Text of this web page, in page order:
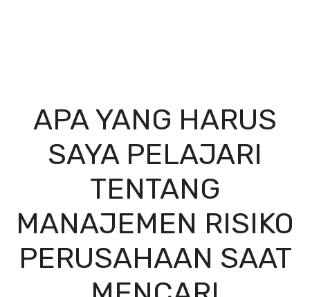
APA YANG HARUS
SAYA PELAJARI
TENTANG
MANAJEMEN RISIKO
PERUSAHAAN SAAT